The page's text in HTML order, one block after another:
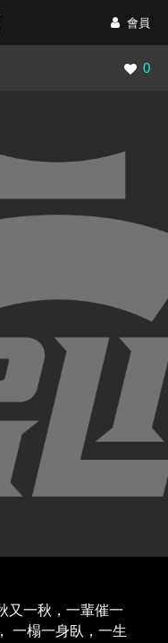
會員
瀏覽
0
又一秋，一輩催一
一榻一身臥，一生